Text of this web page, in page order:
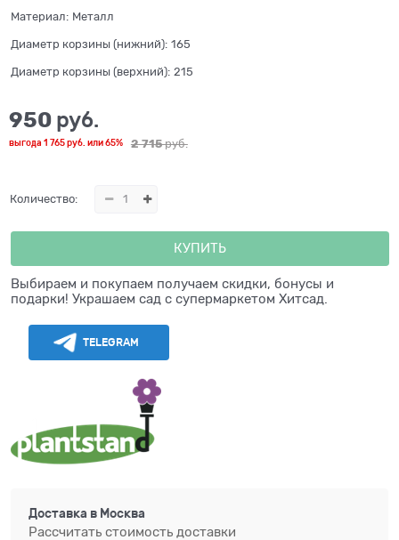
Материал: Металл
Диаметр корзины (нижний): 165
Диаметр корзины (верхний): 215
2 715 руб.
950 руб.
выгода 1 765 руб. или65%
Количество:
КУПИТЬ
Выбираем и покупаем получаем скидки, бонусы и
подарки! Украшаем сад с супермаркетом Хитсад.
TELEGRAM
Доставка в Москва
Рассчитать стоимость доставки